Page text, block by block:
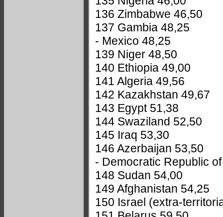
136 Zimbabwe 46,50
137 Gambia 48,25
- Mexico 48,25
139 Niger 48,50
140 Ethiopia 49,00
141 Algeria 49,56
142 Kazakhstan 49,67
143 Egypt 51,38
144 Swaziland 52,50
145 Iraq 53,30
146 Azerbaijan 53,50
- Democratic Republic
148 Sudan 54,00
149 Afghanistan 54,25
150 Israel (extra-